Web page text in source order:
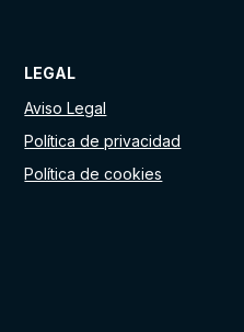
LEGAL
Aviso Legal
Política de privacidad
Política de cookies